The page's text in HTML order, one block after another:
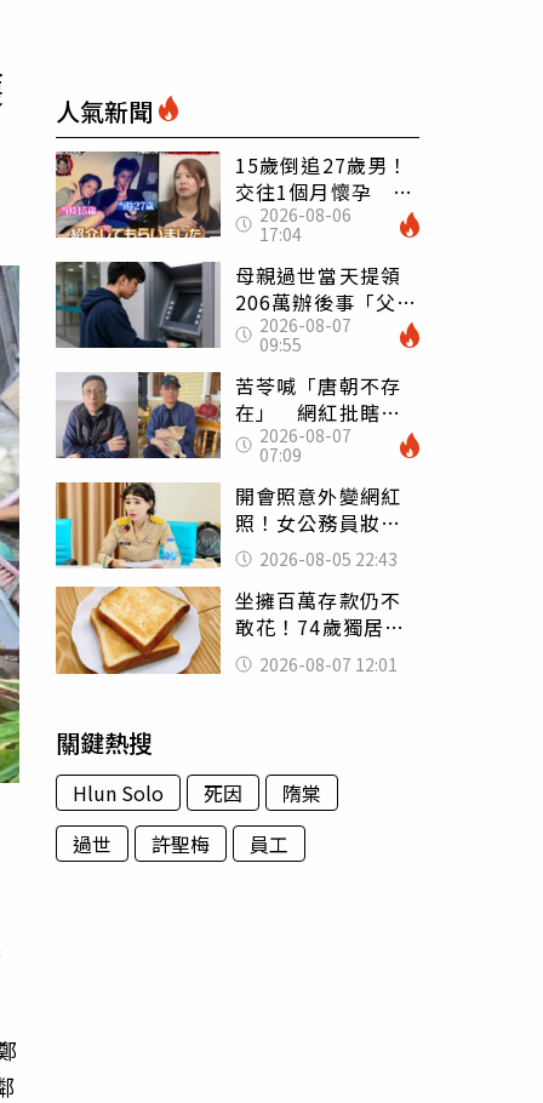
人氣新聞
15歲倒追27歲男！
交往1個月懷孕 36
歲當阿嬤故事曝光
2026-08-06
17:04
母親過世當天提領
206萬辦後事「父子
遭判刑」 律師：
搶錢先下手是罪
2026-08-07
09:55
苦苓喊「唐朝不存
在」 網紅批瞎編
歷史：李白、杜甫
用鮮卑文寫詩？
2026-08-07
07:09
開會照意外變網紅
照！女公務員妝容
掀2千則留言 本人
怒嗆：化妝有錯嗎
2026-08-05 22:43
坐擁百萬存款仍不
敢花！74歲獨居翁
「1餐只吃1片吐
司」 半年後暴瘦
2026-08-07 12:01
關鍵熱搜
Hlun Solo 死因
隋棠
過世
許聖梅 員工